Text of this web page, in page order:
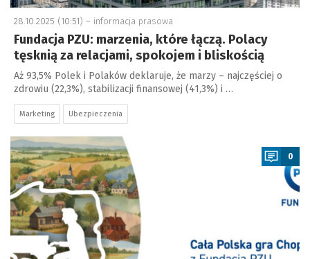
28.10.2025 (10:51) – informacja prasowa
Fundacja PZU: marzenia, które łączą. Polacy
tęsknią za relacjami, spokojem i bliskością
Aż 93,5% Polek i Polaków deklaruje, że marzy – najczęściej o
zdrowiu (22,3%), stabilizacji finansowej (41,3%) i …
Marketing Ubezpieczenia
a
0